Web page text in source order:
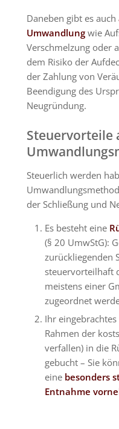
Daneben gibt es auch
Umwandlung wie
Verschmelzung oder
dem Risiko der
der Zahlung von
Beendigung des
Neugründung.
Steuervorteile
Steuerlich werden
der Schließung und
Es besteht eine
(§ 20 UmwStG):
zurückliegenden
steuervorteilhaft
meistens einer
zugeordnet
Ihr
Rahmen der
verfallen) in die
gebucht – Sie
eine besonders
Entnahme